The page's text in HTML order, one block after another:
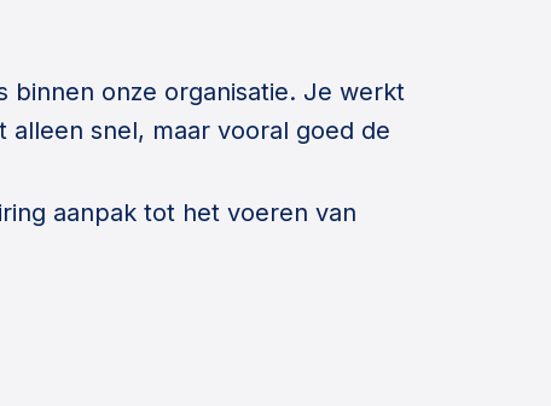
binnen onze organisatie. Je werkt
snel, maar vooral goed de
aanpak tot het voeren van